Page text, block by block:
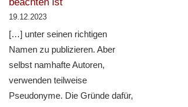
19.12.2023
[…] unter seinen richtigen
Namen zu publizieren. Aber
selbst namhafte Autoren,
verwenden teilweise
Pseudonyme. Die Gründe dafür,